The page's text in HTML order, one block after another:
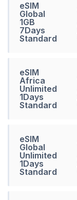
eSIM
Global
1GB
7Days
Standard
eSIM
Africa
Unlimited
1Days
Standard
eSIM
Global
Unlimited
1Days
Standard